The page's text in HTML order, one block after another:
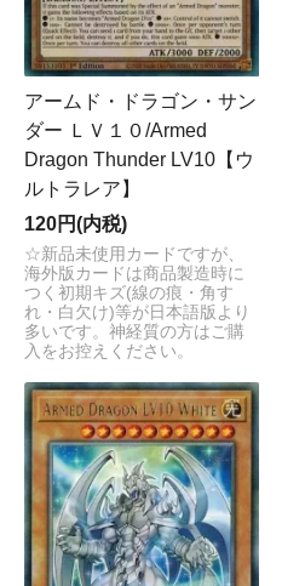
アームド・ドラゴン・サン
ダー ＬＶ１０/Armed
Dragon Thunder LV10【ウ
ルトラレア】
120円(内税)
☆新品未使用カードですが、
海外版カードは商品製造時に
つく初期キズ(線の痕・角す
れ・白欠け)等が日本語版より
多いです。神経質の方はご購
入をお控えください。